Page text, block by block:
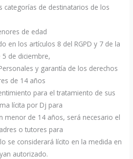
categorías de destinatarios de los
de edad
en los artículos 8 del RGPD y 7 de la
de diciembre,
y garantía de los derechos
de 14 años
para el tratamiento de sus
lícita por Dj para
menor de 14 años, será necesario el
o tutores para
se considerará lícito en la medida en
autorizado.